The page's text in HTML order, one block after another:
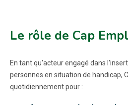
Le rôle de Cap
En tant qu'acteur engagé dans
personnes en situation de handicap,
quotidiennement pour :